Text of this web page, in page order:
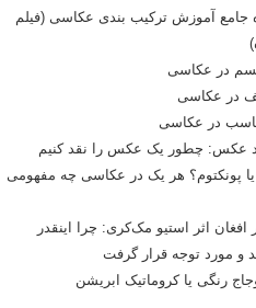
جامع آموزش ترکیب بندی عکاسی (فیلم
در عکاسی
در عکاسی
در عکاسی
عکس: چطور یک عکس را نقد کنیم
یا پونکتوم؟ هر یک در عکاسی چه مفهومی
افغان اثر استیو مک‌کری: چرا اینقدر
و مورد توجه قرار گرفت
رنگی یا کروماتیک ابریشن